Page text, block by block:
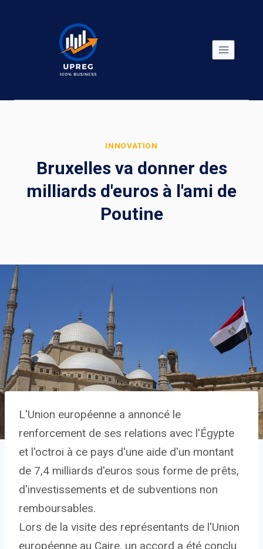
INNOVATION
Bruxelles va donner des
milliards d'euros à l'ami de
Poutine
L'Union européenne a annoncé le
renforcement de ses relations avec l'Égypte
et l'octroi à ce pays d'une aide d'un montant
de 7,4 milliards d'euros sous forme de prêts,
d'investissements et de subventions non
remboursables.
Lors de la visite des représentants de l'Union
européenne au Caire, un accord a été conclu